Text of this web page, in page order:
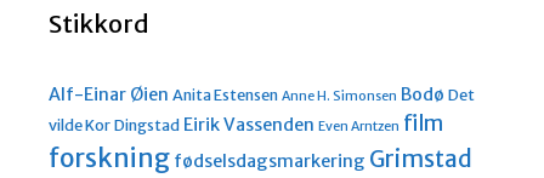
Stikkord
Alf-Einar Øien Anita Estensen Anne H. Simonsen Bodø Det
vilde KorDingstad Eirik Vassenden Even Arntzen film
forskning fødselsdagsmarkering Grimstad